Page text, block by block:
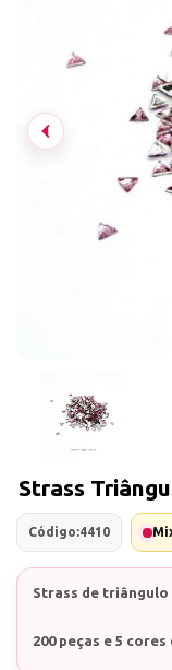
Strass
Código:4410
Strass de triângulo
200 peças e 5